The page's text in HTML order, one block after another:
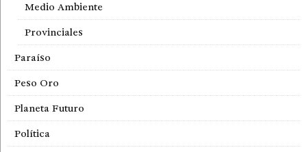
Medio Ambiente
Provinciales
Paraíso
Peso Oro
Planeta Futuro
Política